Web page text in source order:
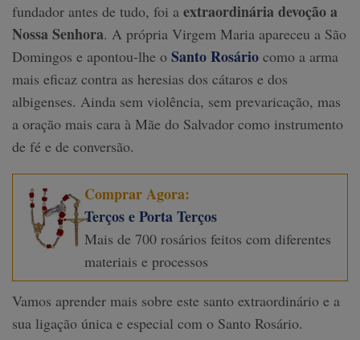
fundador antes de tudo, foi a extraordinária devoção a
Nossa Senhora. A própria Virgem Maria apareceu a São
Domingos e apontou-lhe o Santo Rosário como a arma
mais eficaz contra as heresias dos cátaros e dos
albigenses. Ainda sem violência, sem prevaricação, mas
a oração mais cara à Mãe do Salvador como instrumento
de fé e de conversão.
Comprar Agora:
Terços e Porta Terços
Mais de 700 rosários feitos com diferentes
materiais e processos
Vamos aprender mais sobre este santo extraordinário e a
sua ligação única e especial com o Santo Rosário.